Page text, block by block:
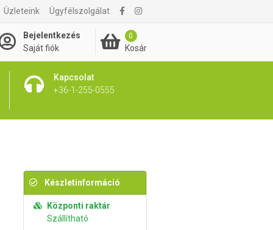
Üzleteink Ügyfélszolgálat
Bejelentkezés
Saját fiók
0
Kosár
Kapcsolat
+36-1-255-0555
675 Ft Kosárba rakom
Készletinformáció
Központi raktár
Szállítható